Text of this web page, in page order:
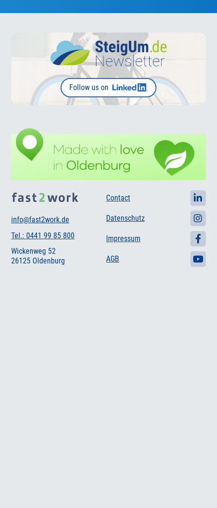
Follow us on
info@fast2work.de
Tel.: 0441 99 85 800
Wickenweg 52
26125 Oldenburg
Contact
Datenschutz
Impressum
AGB